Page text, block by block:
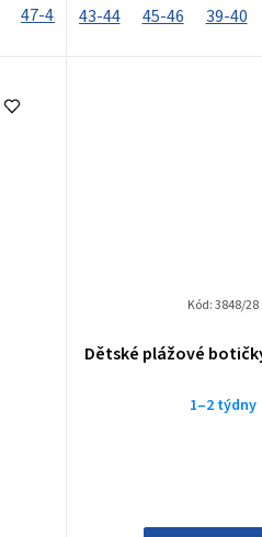
47-48 33-34 35-36 37-38
43-44 45-46 39-40
Dětské plážové
1–2 týdny
Kód:3848/28